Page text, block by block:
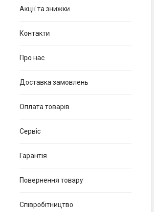
Акції та знижки
Контакти
Про нас
Доставка замовлень
Оплата товарів
Сервіс
Гарантія
Повернення товару
Співробітництво